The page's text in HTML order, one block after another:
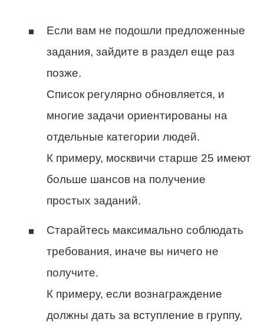
Если вам не подошли предложенные
задания, зайдите в раздел еще раз
позже.
Список регулярно обновляется, и
многие задачи ориентированы на
отдельные категории людей.
К примеру, москвичи старше 25 имеют
больше шансов на получение
простых заданий.
Старайтесь максимально соблюдать
требования, иначе вы ничего не
получите.
К примеру, если вознаграждение
должны дать за вступление в группу,